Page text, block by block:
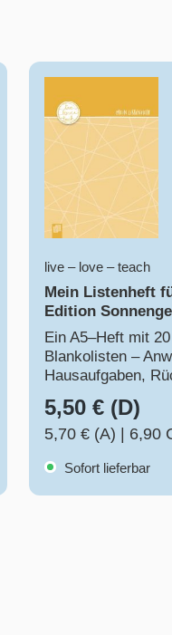
Mein Listenheft
live – love – teach
Mein Listenheft
Edition
Ein A5–Heft mit
Blankolisten –
Hausaufgaben,
5,50 € (D)
5,70 € (A) 6,90
Sofort lieferbar